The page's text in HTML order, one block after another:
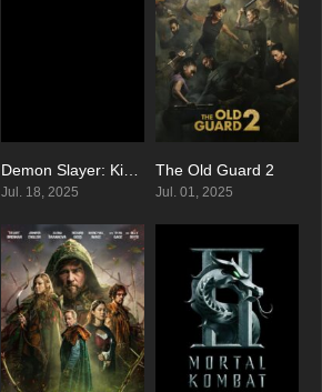
0
Demon Slayer: Kimetsu no Yaiba – Infinity Castle
Jul. 18, 2025
The Old Guard 2
Jul. 01, 2025